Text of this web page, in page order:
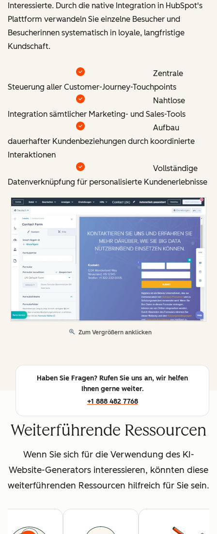
Interessierte. Durch die native Integration in HubSpot's
Plattform verwandeln Sie einzelne Besucher und
Besucherinnen systematisch in loyale, langfristige
Kundschaft.
Zentrale
Steuerung aller Customer-Journey-Touchpoints
Nahtlose
Integration sämtlicher Marketing- und Sales-Tools
Aufbau
dauerhafter Kundenbeziehungen durch koordinierte
Interaktionen
Vollständige
Datenverknüpfung für personalisierte Kundenerlebnisse
Zum Vergrößern anklicken
Haben Sie Fragen? Rufen Sie uns an, wir helfen
Ihnen gerne weiter.
+1 888 482 7768
Weiterführende Ressourcen
Wenn Sie sich für die Verwendung des KI-
Website-Generators interessieren, könnten diese
weiterführenden Ressourcen hilfreich für Sie sein.